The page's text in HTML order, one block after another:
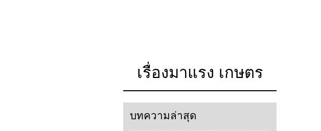
เรื่องมาแรง เกษตร
บทความล่าสุด